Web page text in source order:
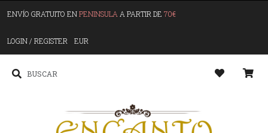
ENVÍO GRATUITO ENPENINSULA A PARTIR DE 70€
LOGIN / REGISTER EUR